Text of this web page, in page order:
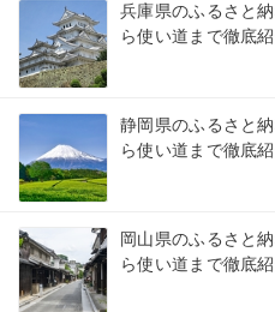
兵庫県のふるさと
ら使い道まで徹底紹
静岡県のふるさと
ら使い道まで徹底紹
岡山県のふるさと
ら使い道まで徹底紹